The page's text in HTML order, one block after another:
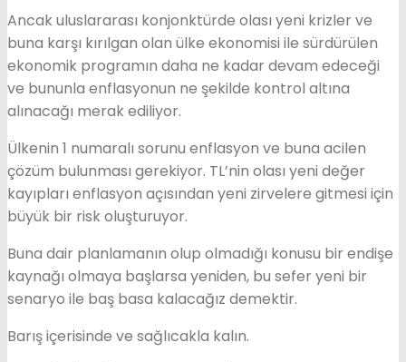
Ancak uluslararası konjonktürde olası yeni krizler ve
buna karşı kırılgan olan ülke ekonomisi ile sürdürülen
ekonomik programın daha ne kadar devam edeceği
ve bununla enflasyonun ne şekilde kontrol altına
alınacağı merak ediliyor.
Ülkenin 1 numaralı sorunu enflasyon ve buna acilen
çözüm bulunması gerekiyor. TL’nin olası yeni değer
kayıpları enflasyon açısından yeni zirvelere gitmesi için
büyük bir risk oluşturuyor.
Buna dair planlamanın olup olmadığı konusu bir endişe
kaynağı olmaya başlarsa yeniden, bu sefer yeni bir
senaryo ile baş basa kalacağız demektir.
Barış içerisinde ve sağlıcakla kalın.